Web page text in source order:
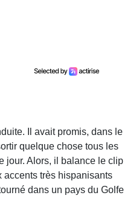
Il avait promis, dans le
quelque chose tous les
jour. Alors, il balance le clip
très hispanisants
dans un pays du Golfe